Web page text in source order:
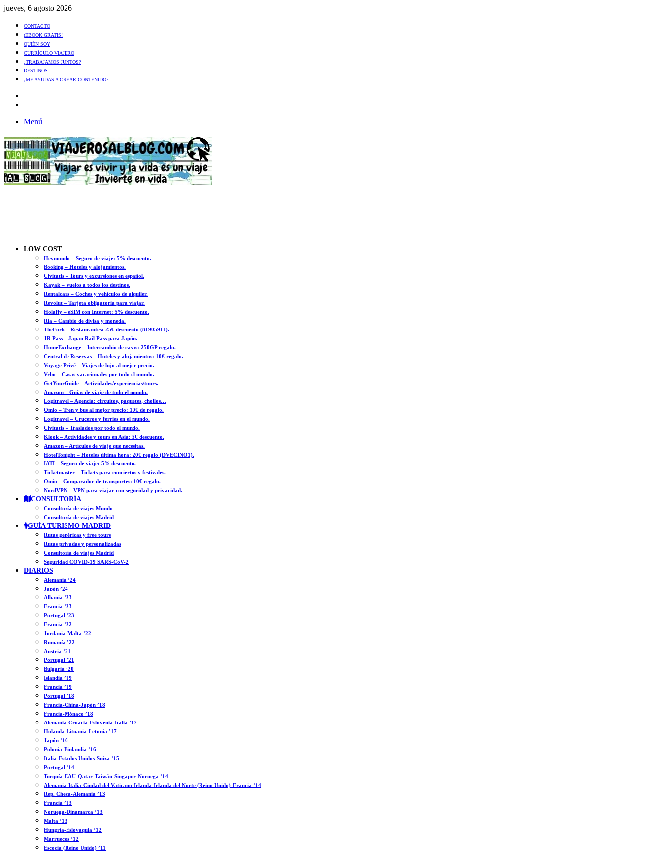
jueves, 6 agosto 2026
CONTACTO
¡EBOOK GRATIS!
QUIÉN SOY
CURRÍCULO VIAJERO
¿TRABAJAMOS JUNTOS?
DESTINOS
¿ME AYUDAS A CREAR CONTENIDO?
Menú
LOW COST
Heymondo – Seguro de viaje: 5% descuento.
Booking – Hoteles y alojamientos.
Civitatis – Tours y excursiones en español.
Kayak – Vuelos a todos los destinos.
Rentalcars – Coches y vehículos de alquiler.
Revolut – Tarjeta obligatoria para viajar.
Holafly – eSIM con Internet: 5% descuento.
Ria – Cambio de divisa y moneda.
TheFork – Restaurantes: 25€ descuento (81905911).
JR Pass – Japan Rail Pass para Japón.
HomeExchange – Intercambio de casas: 250GP regalo.
Central de Reservas – Hoteles y alojamientos: 10€ regalo.
Voyage Privé – Viajes de lujo al mejor precio.
Vrbo – Casas vacacionales por todo el mundo.
GetYourGuide – Actividades/experiencias/tours.
Amazon – Guías de viaje de todo el mundo.
Logitravel – Agencia: circuitos, paquetes, chollos…
Omio – Tren y bus al mejor precio: 10€ de regalo.
Logitravel – Cruceros y ferries en el mundo.
Civitatis – Traslados por todo el mundo.
Klook – Actividades y tours en Asia: 5€ descuento.
Amazon – Artículos de viaje que necesitas.
HotelTonight – Hoteles última hora: 20€ regalo (DVECINO1).
IATI – Seguro de viaje: 5% descuento.
Ticketmaster – Tickets para conciertos y festivales.
Omio – Comparador de transportes: 10€ regalo.
NordVPN – VPN para viajar con seguridad y privacidad.
CONSULTORÍA
Consultoría de viajes Mundo
Consultoría de viajes Madrid
GUÍA TURISMO MADRID
Rutas genéricas y free tours
Rutas privadas y personalizadas
Consultoría de viajes Madrid
Seguridad COVID-19 SARS-CoV-2
DIARIOS
Alemania ’24
Japón ’24
Albania ’23
Francia ’23
Portugal ’23
Francia ’22
Jordania-Malta ’22
Rumanía ’22
Austria ’21
Portugal ’21
Bulgaria ’20
Islandia ’19
Francia ’19
Portugal ’18
Francia-China-Japón ’18
Francia-Mónaco ’18
Alemania-Croacia-Eslovenia-Italia ’17
Holanda-Lituania-Letonia ’17
Japón ’16
Polonia-Finlandia ’16
Italia-Estados Unidos-Suiza ’15
Portugal ’14
Turquía-EAU-Qatar-Taiwán-Singapur-Noruega ’14
Alemania-Italia-Ciudad del Vaticano-Irlanda-Irlanda del Norte (Reino Unido)-Francia ’14
Rep. Checa-Alemania ’13
Francia ’13
Noruega-Dinamarca ’13
Malta ’13
Hungría-Eslovaquia ’12
Marruecos ’12
Escocia (Reino Unido) ’11